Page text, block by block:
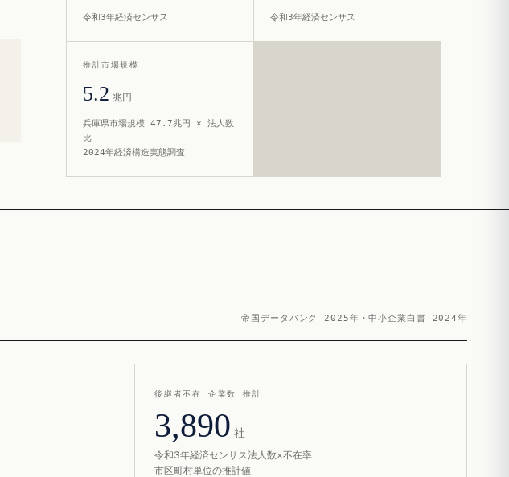
令和3年経済センサス 令和3年経済センサス
推計市場規模
5.2 兆円
兵庫県市場規模 47.7兆円 × 法人数
比
2024年経済構造実態調査
帝国データバンク 2025年・中小企業白書 2024年
後継者不在 企業数 推計
3,890 社
令和3年経済センサス法人数×不在率
市区町村単位の推計値